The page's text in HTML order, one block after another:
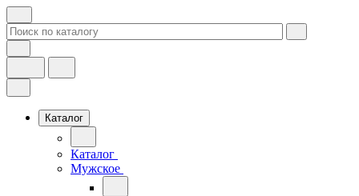
Каталог
Каталог
Мужское